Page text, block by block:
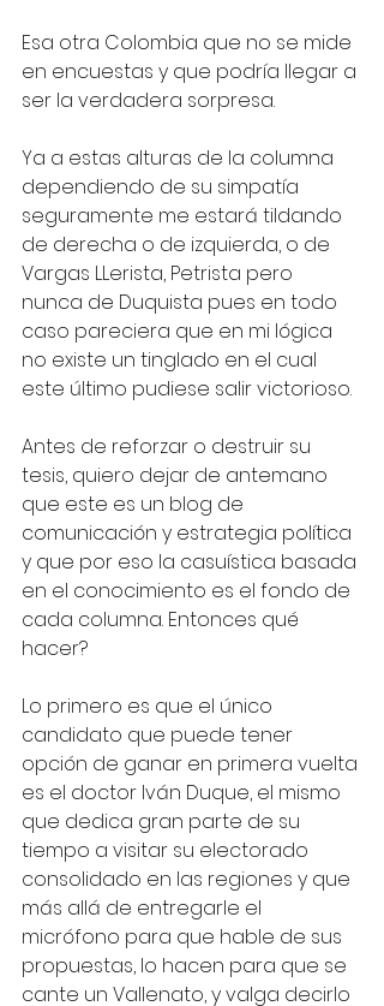
Esa otra Colombia que no se mide
en encuestas y que podría llegar a
ser la verdadera sorpresa.
Ya a estas alturas de la columna
dependiendo de su simpatía
seguramente me estará tildando
de derecha o de izquierda, o de
Vargas LLerista, Petrista pero
nunca de Duquista pues en todo
caso pareciera que en mi lógica
no existe un tinglado en el cual
este último pudiese salir victorioso.
Antes de reforzar o destruir su
tesis, quiero dejar de antemano
que este es un blog de
comunicación y estrategia política
y que por eso la casuística basada
en el conocimiento es el fondo de
cada columna. Entonces qué
hacer?
Lo primero es que el único
candidato que puede tener
opción de ganar en primera vuelta
es el doctor Iván Duque, el mismo
que dedica gran parte de su
tiempo a visitar su electorado
consolidado en las regiones y que
más allá de entregarle el
micrófono para que hable de sus
propuestas, lo hacen para que se
cante un Vallenato, y valga decirlo